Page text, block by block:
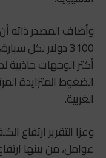
وأضاف المصدر ذاته أن
3100 دولار لكل
أكثر الوجهات
الضغوط المتزايدة
الغربية.
وعزا التقرير ارتفاع
عوامل، من بينها